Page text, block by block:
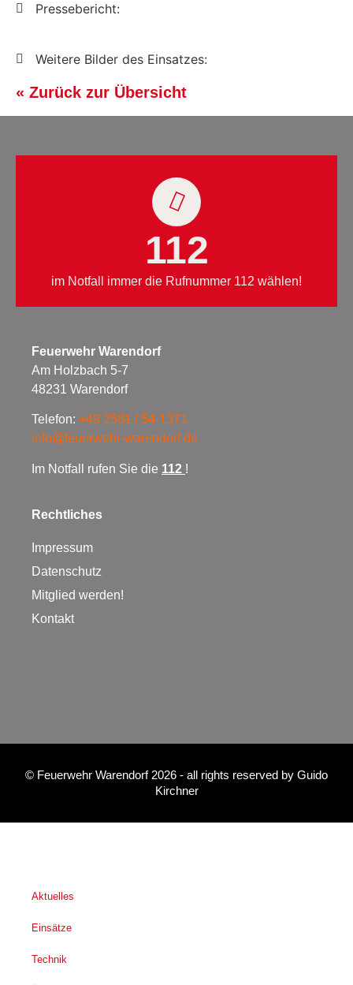
Pressebericht:
Weitere Bilder des Einsatzes:
« Zurück zur Übersicht
112
im Notfall immer die Rufnummer 112 wählen!
Feuerwehr Warendorf
Am Holzbach 5-7
48231 Warendorf
Telefon: +49 2581 / 54-1371
info@feuerwehr-warendorf.de
Im Notfall rufen Sie die 112 !
Rechtliches
Impressum
Datenschutz
Mitglied werden!
Kontakt
© Feuerwehr Warendorf 2026 - all rights reserved by Guido
Kirchner
Aktuelles
Einsätze
Technik